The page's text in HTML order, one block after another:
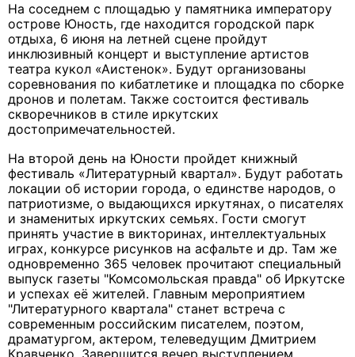
На соседнем с площадью у памятника императору
острове Юность, где находится городской парк
отдыха, 6 июня на летней сцене пройдут
инклюзивный концерт и выступление артистов
театра кукол «Аистенок». Будут организованы
соревнования по кибатлетике и площадка по сборке
дронов и полетам. Также состоится фестиваль
скворечников в стиле иркутских
достопримечательностей.
На второй день на Юности пройдет книжный
фестиваль «Литературный квартал». Будут работать
локации об истории города, о единстве народов, о
патриотизме, о выдающихся иркутянах, о писателях
и знаменитых иркутских семьях. Гости смогут
принять участие в викторинах, интеллектуальных
играх, конкурсе рисунков на асфальте и др. Там же
одновременно 365 человек прочитают специальный
выпуск газеты "Комсомольская правда" об Иркутске
и успехах её жителей. Главным мероприятием
"Литературного квартала" станет встреча с
современным российским писателем, поэтом,
драматургом, актером, телеведущим Дмитрием